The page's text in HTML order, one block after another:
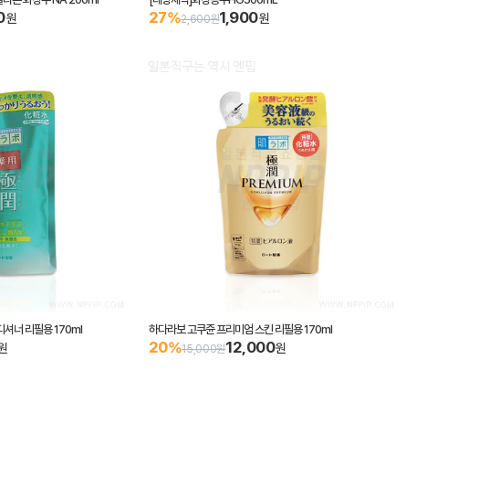
원 27%2,600원1,900원
셔너 리필용 170ml 하다라보 고쿠쥰 프리미엄 스킨 리필용 170ml
20%15,000원12,000원